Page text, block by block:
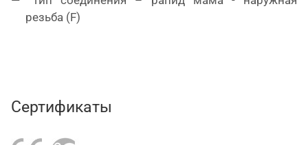
резьба (F)
Сертификаты